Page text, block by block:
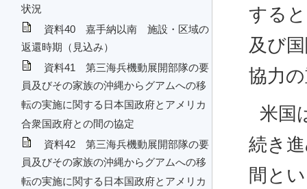
状況
資料40 嘉手納以南 施設・区域の
返還時期（見込み）
資料41 第三海兵機動展開部隊の要
員及びその家族の沖縄からグアムへの移
転の実施に関する日本国政府とアメリカ
合衆国政府との間の協定
資料42 第三海兵機動展開部隊の要
員及びその家族の沖縄からグアムへの移
転の実施に関する日本国政府とアメリカ
する
及び
協力
米国
続き
間と